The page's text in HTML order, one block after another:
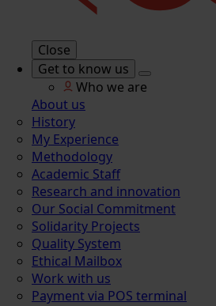
Close
Get to know us
Who we are
About us
History
My Experience
Methodology
Academic Staff
Research and innovation
Our Social Commitment
Solidarity Projects
Quality System
Ethical Mailbox
Work with us
Payment via POS terminal